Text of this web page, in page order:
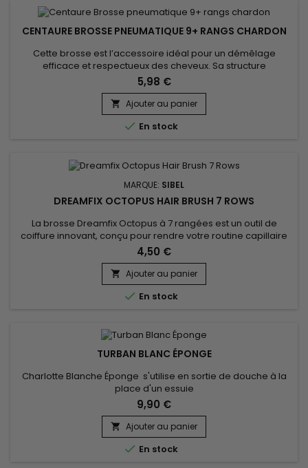
CENTAURE BROSSE PNEUMATIQUE 9+ RANGS CHARDON
Cette brosse est l’accessoire idéal pour un démêlage
efficace et respectueux des cheveux. Sa structure
pneumatique et ses picots en nylon souples glissent sans
accrocher, même sur les cheveux les plus délicats.La Brosse
pneumatique Centaure 9+ rangs en chardon s'adapte
parfaitement aux contours du cuir chevelu, assure un confort
optimal,&nbsp;stimule la...
5,98 €
 Ajouter au panier
 En stock
MARQUE: SIBEL
DREAMFIX OCTOPUS HAIR BRUSH 7 ROWS
La brosse Dreamfix Octopus à 7 rangées est un outil de
coiffure innovant, conçu pour rendre votre routine capillaire
plus simple et plus efficace. Grâce à son design unique en
forme de pieuvre, elle s’adapte parfaitement à la forme du
crâne et glisse en douceur sur la chevelure pour un
démêlage sans douleur. Dotée de 7 rangées de poils
flexibles, cette...
4,50 €
 Ajouter au panier
 En stock
TURBAN BLANC ÉPONGE
Charlotte Blanche Éponge s'utilise en sortie de douche à la
place d'un essuie
9,90 €
 Ajouter au panier
 En stock